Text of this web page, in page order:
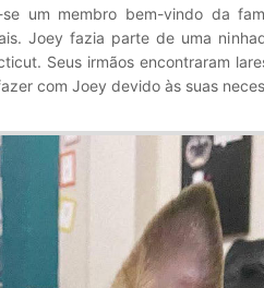
se um membro bem-vindo da
Joey fazia parte de uma
Seus irmãos encontraram
com Joey devido às suas